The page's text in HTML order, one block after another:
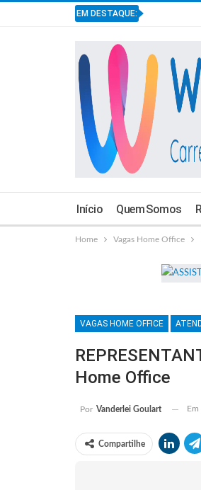
EM DESTAQUE:
Início Quem Somos
Home Vagas Home Office
VAGAS HOME OFFICE
Home Office
Por Vanderlei Goulart Em
Compartilhe